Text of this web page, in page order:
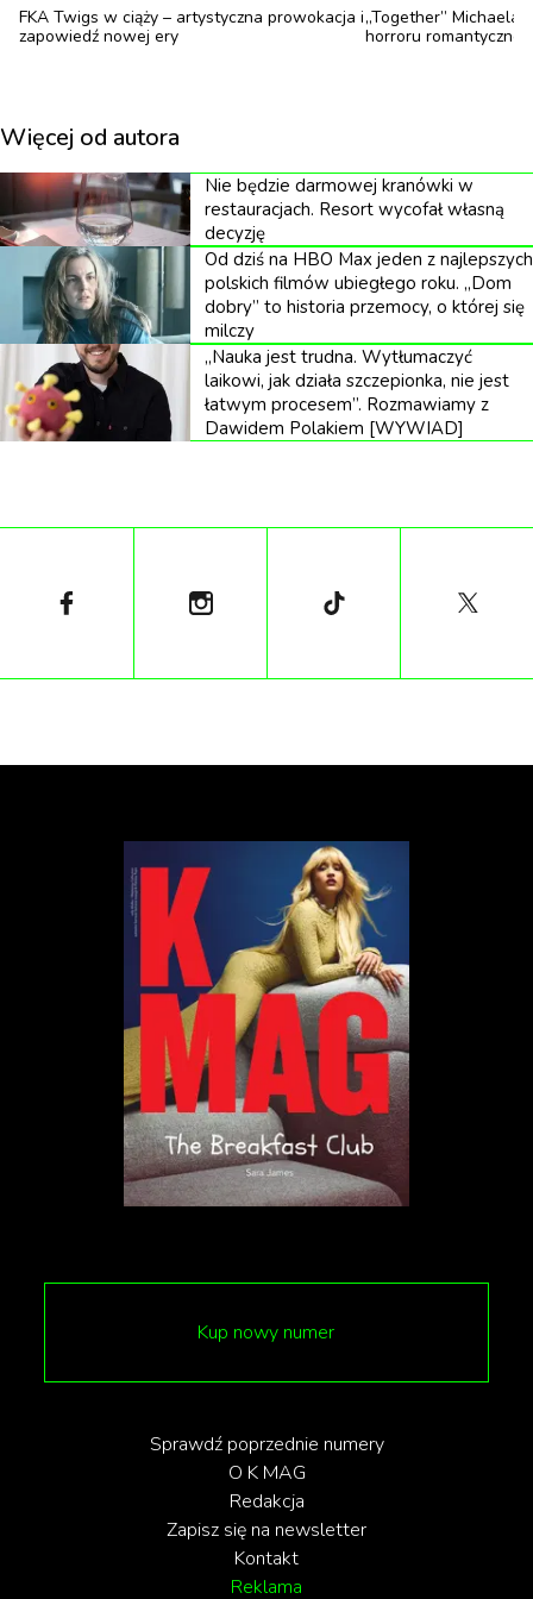
„Funny Games” Michael Haneke
Reżyser stworzył dzieło, które nie zadowala się
prostym przedstawieniem przemocy. Dwaj młodzi
mężczyźni w białych rękawiczkach terroryzują
rodzinę w ich letniej rezydencji, ale prawdziwa
torturę rozgrywa się na poziomie
metalingwistycznym. Haneke wielokrotnie łamie
Anna wreszcie chwyta za broń i zabija jednego z
tyłu, unieważniając jedyną chwilę katharsis, której
miejsca na ukojenie. Dla widza nie ma momentu ulgi
FKA Twigs w ciąży – artystyczna prowokacja i
zapowiedź nowej ery
„Together” Michaela
horroru
Więcej od autora
Nie będzie darmowej kranówki w
restauracjach. Resort wycofał własną
decyzję
Od dziś na HBO Max jeden z najlepszych
polskich filmów ubiegłego roku. „Dom
dobry” to historia przemocy, o której się
milczy
„Nauka jest trudna. Wytłumaczyć
laikowi, jak działa szczepionka, nie jest
łatwym procesem”. Rozmawiamy z
Dawidem Polakiem [WYWIAD]
Kup nowy numer
Sprawdź poprzednie numery
O K MAG
Redakcja
Zapisz się na newsletter
Kontakt
Reklama